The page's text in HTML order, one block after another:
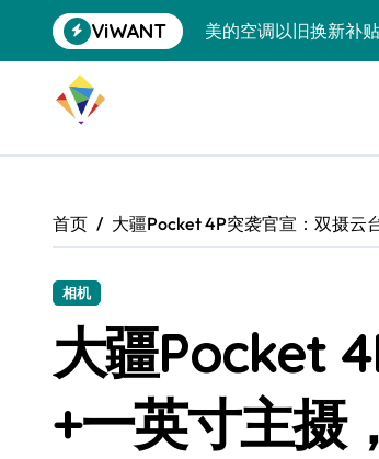
到
ViWANT
美的空调以旧换新补
黄金瞬间冲破4200
特斯拉中国卖第五，
Xbox七月大崩盘：裁
谷歌DeepMind创始人
全球最小U盘，容量
400层堆叠、性能翻
首页 大疆Pocket 4P突袭官宣：双摄云
相机
大疆Pocket
+一英寸主摄